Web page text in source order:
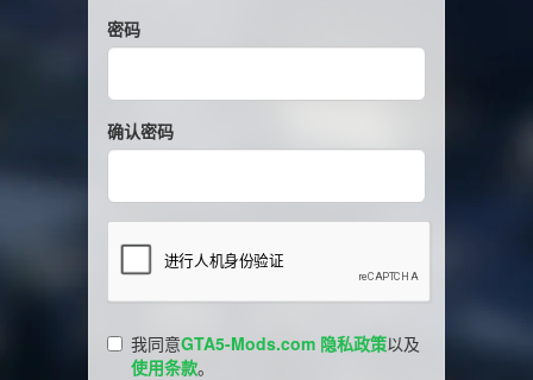
密码
确认密码
我同意GTA5-Mods.com 隐私政策以及
使用条款。